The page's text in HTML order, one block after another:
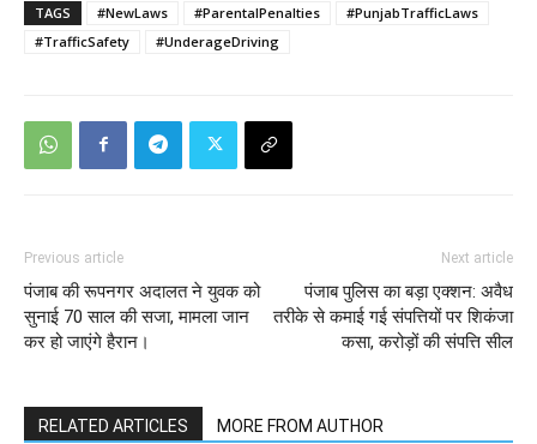
TAGS #NewLaws #ParentalPenalties
#PunjabTrafficLaws
#TrafficSafety
#UnderageDriving
Previous article
पंजाब की रूपनगर अदालत ने युवक को
सुनाई 70 साल की सजा, मामला जान
कर हो जाएंगे हैरान।
Next article
पंजाब पुलिस का बड़ा एक्शन: अवैध
तरीके से कमाई गई संपत्तियों पर शिकंजा
कसा, करोड़ों की संपत्ति सील
RELATED ARTICLES MORE FROM AUTHOR